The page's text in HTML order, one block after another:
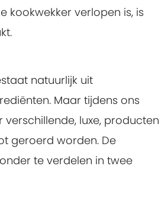
kookwekker verlopen is, is
natuurlijk uit
Maar tijdens ons
verschillende, luxe, producten
geroerd worden. De
te verdelen in twee